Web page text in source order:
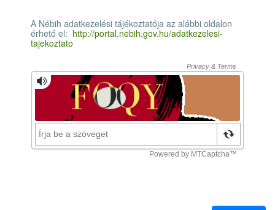
A Nébih adatkezelési tájékoztatója az alábbi oldalon
érhető el: http://portal.nebih.gov.hu/adatkezelesi-
tajekoztato
A Nébih adatkezelési tájékoztatója az alábbi oldalon érhető